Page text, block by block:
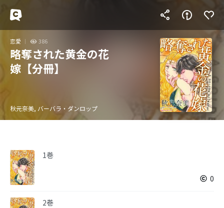
恋愛 386
略奪された黄金の花
嫁【分冊】
秋元奈美, バーバラ・ダンロップ
1巻
0
2巻